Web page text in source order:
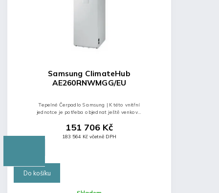
Samsung ClimateHub
AE260RNWMGG/EU
183 564 Kč včetně DPH
151 706 Kč
Do košíku
Tepelné Čerpadlo Samsung | K této vnitřní
jednotce je potřeba objednat ještě venkovní